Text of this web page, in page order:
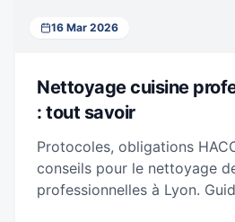
16 Mar 2026
Nettoyage cuisine
: tout savoir
Protocoles, obligations
conseils pour le nettoyage
professionnelles à Lyon.